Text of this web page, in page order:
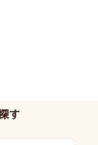
休業など)は、翌日
す